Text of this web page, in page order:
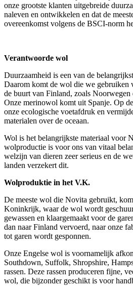
onze grootste klanten uitgebreide
naleven en ontwikkelen en dat de
overeenkomst volgens de BSCI-norm
Verantwoorde wol
Duurzaamheid is een van de
Daarom komt de wol die we gebruiken
de buurt van Finland, zoals
Onze merinowol komt uit Spanje. Op
onze ecologische voetafdruk en
materialen over de oceaan.
Wol is het belangrijkste materiaal voor
wolproductie is voor ons van vitaal
welzijn van dieren zeer serieus en de
landen verzekert dit.
Wolproduktie in het V.K.
De meeste wol die Novita gebruikt,
Koninkrijk, waar de wol wordt
gewassen en klaargemaakt voor de
dan naar Finland vervoerd, naar onze
tot garen wordt gesponnen.
Onze Engelse wol is voornamelijk
Southdown, Suffolk, Shropshire,
rassen. Deze rassen produceren fijne,
wol, die bijzonder geschikt is voor